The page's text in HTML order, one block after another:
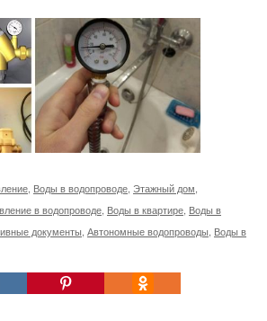
Воды в водопроводе Этажный дом
в водопроводе Воды в квартире Воды в
документы Автономные водопроводы Воды в